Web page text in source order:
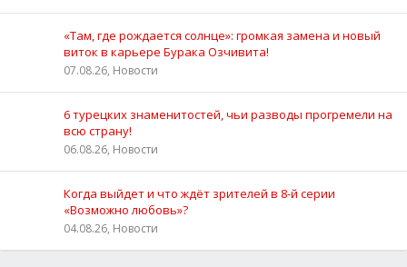
«Там, где рождается солнце»: громкая замена и новый
виток в карьере Бурака Озчивита!
07.08.26, Новости
6 турецких знаменитостей, чьи разводы прогремели на
всю страну!
06.08.26, Новости
Когда выйдет и что ждёт зрителей в 8-й серии
«Возможно любовь»?
04.08.26, Новости